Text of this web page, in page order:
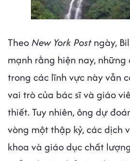
Next video in 1
Theo New York Postngày,
mạnh rằng hiện nay,
trong các lĩnh vực này vẫn
vai trò của bác sĩ và giáo
thiết. Tuy nhiên, ông dự
vòng một thập kỷ, các dịch
khoa và giáo dục chất